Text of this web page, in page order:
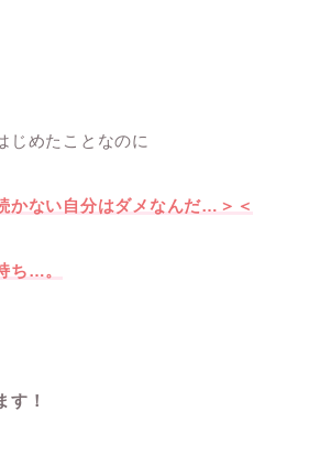
じめたことなのに
かない自分はダメなんだ…＞＜
ち…。
す！